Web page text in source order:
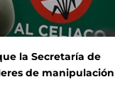
la Secretaría de
de